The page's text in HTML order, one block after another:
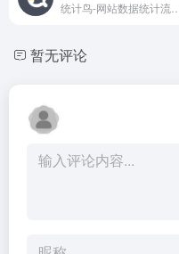
暂无评论